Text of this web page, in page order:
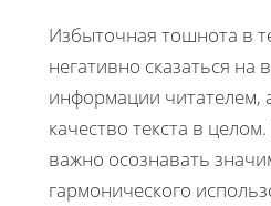
Избыточная тошнота в
негативно сказаться на
информации читателем,
качество текста в
важно осознавать
гармонического